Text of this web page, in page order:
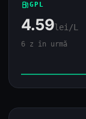
local_gas_stationGPL
4.59lei/L
6 z în urmă